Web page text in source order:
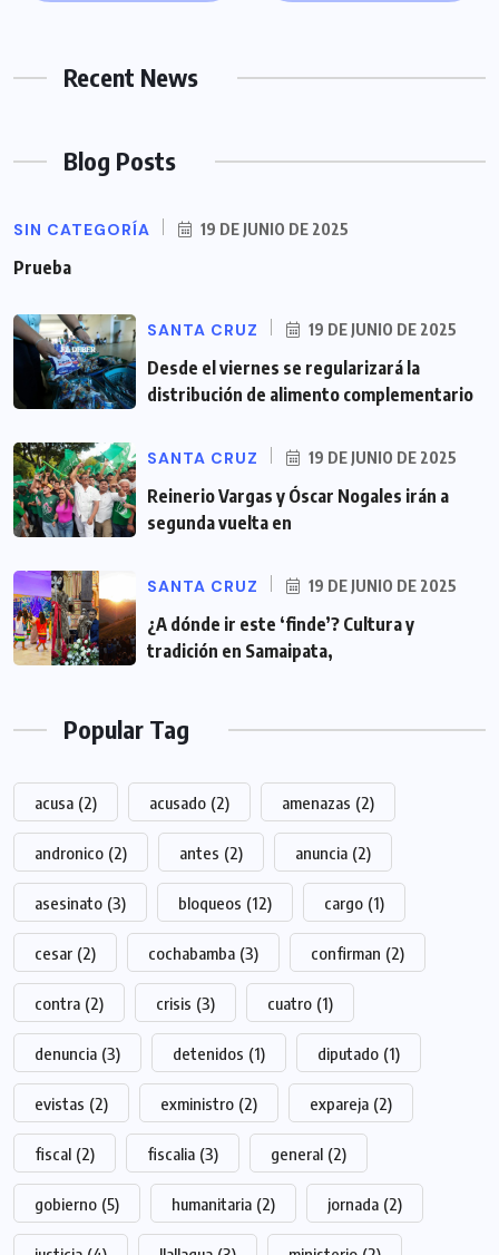
Recent News
Blog Posts
SIN CATEGORÍA 19 DE JUNIO DE 2025
Prueba
SANTA CRUZ 19 DE JUNIO DE 2025
Desde el viernes se regularizará la
distribución de alimento complementario
SANTA CRUZ 19 DE JUNIO DE 2025
Reinerio Vargas y Óscar Nogales irán a
segunda vuelta en
SANTA CRUZ 19 DE JUNIO DE 2025
¿A dónde ir este ‘finde’? Cultura y
tradición en Samaipata,
Popular Tag
acusa (2) acusado (2) amenazas (2)
andronico (2) antes (2) anuncia (2)
asesinato (3) bloqueos (12) cargo (1)
cesar (2) cochabamba (3) confirman (2)
contra (2) crisis (3) cuatro (1)
denuncia (3) detenidos (1) diputado (1)
evistas (2) exministro (2) expareja (2)
fiscal (2) fiscalia (3) general (2)
gobierno (5) humanitaria (2) jornada (2)